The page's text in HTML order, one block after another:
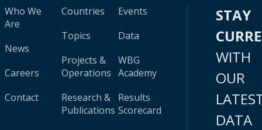
Who We
Are
News
Careers
Contact
Countries
Topics
Projects &
Operations
Research &
Publications
Events
Data
WBG
Academy
Results
Scorecard
STAY
WITH
OUR
DATA